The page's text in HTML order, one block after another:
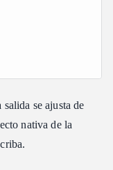
salida se ajusta de
nativa de la